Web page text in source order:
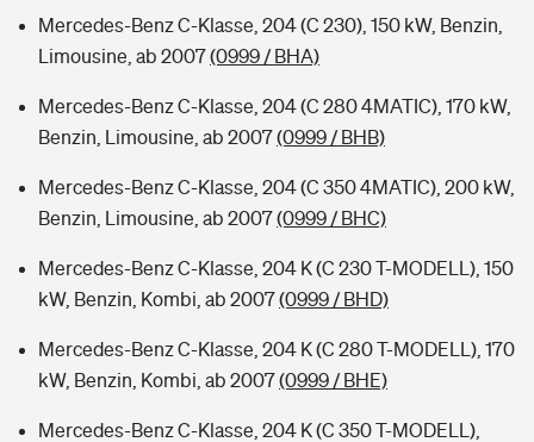
Mercedes-Benz C-Klasse, 204 (C 230), 150 kW, Benzin,
Limousine, ab 2007(0999 / BHA)
Mercedes-Benz C-Klasse, 204 (C 280 4MATIC), 170 kW,
Benzin, Limousine, ab 2007(0999 / BHB)
Mercedes-Benz C-Klasse, 204 (C 350 4MATIC), 200 kW,
Benzin, Limousine, ab 2007(0999 / BHC)
Mercedes-Benz C-Klasse, 204 K (C 230 T-MODELL), 150
kW, Benzin, Kombi, ab 2007(0999 / BHD)
Mercedes-Benz C-Klasse, 204 K (C 280 T-MODELL), 170
kW, Benzin, Kombi, ab 2007(0999 / BHE)
Mercedes-Benz C-Klasse, 204 K (C 350 T-MODELL),